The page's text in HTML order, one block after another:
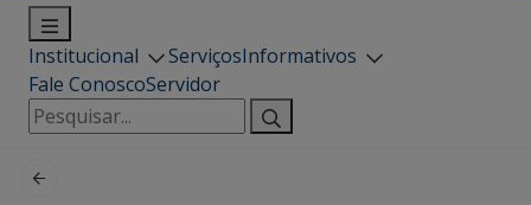
Institucional ServiçosInformativos
Fale ConoscoServidor
Pesquisar
por: